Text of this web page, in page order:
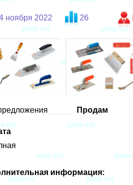
ноября 2022 26
Продам
информация: